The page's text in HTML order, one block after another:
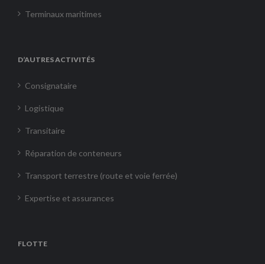
Terminaux maritimes
D’AUTRES ACTIVITÉS
Consignataire
Logistique
Transitaire
Réparation de conteneurs
Transport terrestre (route et voie ferrée)
Expertise et assurances
FLOTTE